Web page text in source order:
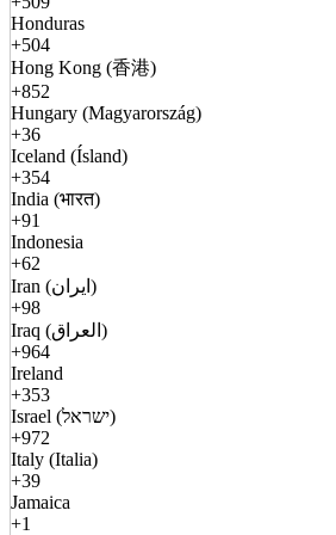
Honduras
+504
Hong Kong (香港)
+852
Hungary (Magyarország)
+36
Iceland (Ísland)
+354
India (भारत)
+91
Indonesia
+62
Iran (ایران)
+98
Iraq (العراق)
+964
Ireland
+353
Israel (ישראל)
+972
Italy (Italia)
+39
Jamaica
+1